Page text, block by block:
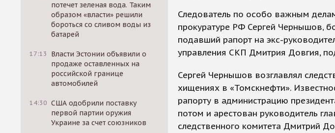
потечет зеленая вода. Таким
образом «власти» решили
бороться со сливом воды из
батарей
17:13
Власти Эстонии объявили о
продаже оставленных на
российской границе
автомобилей
14:30 США одобрили поставку
первой партии оружия
Украине за счет союзников
Следователь по особо важным
прокуратуре РФ Сергей Чернышов,
подавший рапорт на экс-
управления СКП Дмитрия Довгия,
Сергей Чернышов возглавлял
хищениях в «Томскнефти».
рапорту в администрацию
потом и арестован руководитель
следственного комитета Дмитрий